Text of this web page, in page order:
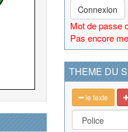
Connexion
Mot de passe
Pas encore
THEME DU
le texte